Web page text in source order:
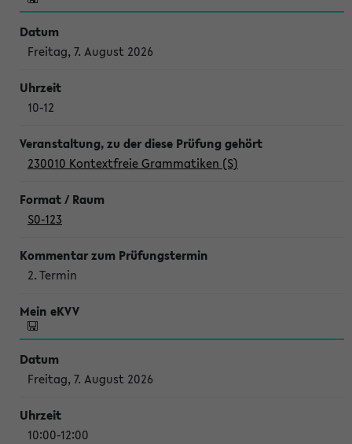
Freitag, 7. August 2026
10-12
230010 Kontextfreie Grammatiken (S)
S0-123
2. Termin
Freitag, 7. August 2026
10:00-12:00